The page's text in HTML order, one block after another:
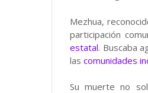
Mezhua,
participación
estatal. Buscaba
las comunidades
Su muerte no